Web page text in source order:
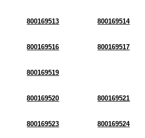
800169513 800169514
800169516 800169517
800169519
800169520 800169521
800169523 800169524